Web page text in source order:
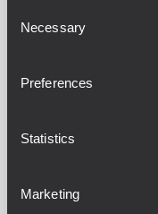
Selection
Necessary
Preferences
Statistics
Marketing
HL 2240, HL 2260,